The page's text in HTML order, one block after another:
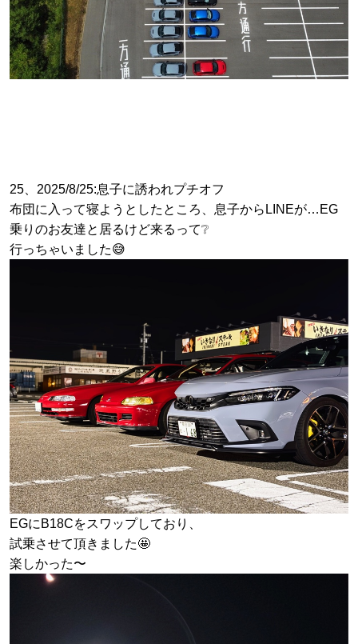
25、2025/8/25:息子に誘われプチオフ
布団に入って寝ようとしたところ、息子からLINEが…EG
乗りのお友達と居るけど来るって❔
行っちゃいました😅
EGにB18Cをスワップしており、
試乗させて頂きました🤩
楽しかった〜